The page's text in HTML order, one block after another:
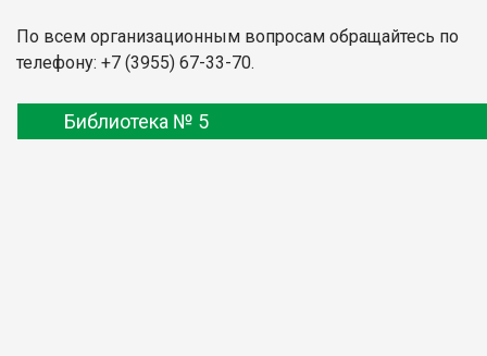
По всем организационным вопросам обращайтесь по
телефону: +7 (3955) 67-33-70.
Библиотека № 5